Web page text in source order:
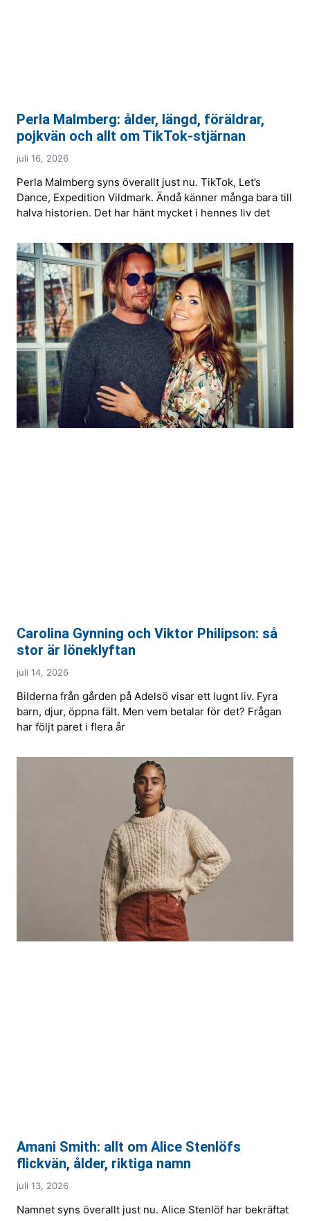
Perla Malmberg: ålder, längd, föräldrar,
pojkvän och allt om TikTok-stjärnan
juli 16, 2026
Perla Malmberg syns överallt just nu. TikTok, Let’s
Dance, Expedition Vildmark. Ändå känner många bara till
halva historien. Det har hänt mycket i hennes liv det
Carolina Gynning och Viktor Philipson: så
stor är löneklyftan
juli 14, 2026
Bilderna från gården på Adelsö visar ett lugnt liv. Fyra
barn, djur, öppna fält. Men vem betalar för det? Frågan
har följt paret i flera år
Amani Smith: allt om Alice Stenlöfs
flickvän, ålder, riktiga namn
juli 13, 2026
Namnet syns överallt just nu. Alice Stenlöf har bekräftat